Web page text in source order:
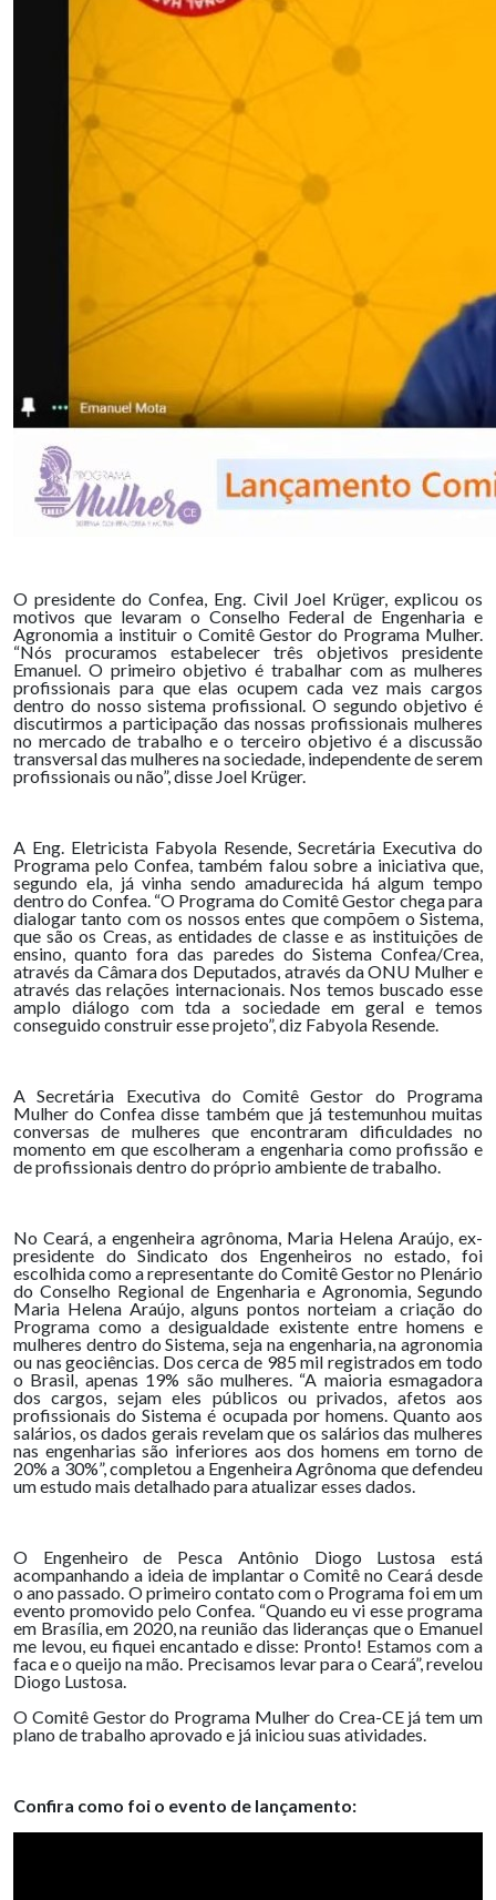
O presidente do Confea, Eng. Civil Joel Krüger, explicou os
motivos que levaram o Conselho Federal de Engenharia e
Agronomia a instituir o Comitê Gestor do Programa Mulher.
“Nós procuramos estabelecer três objetivos presidente
Emanuel. O primeiro objetivo é trabalhar com as mulheres
profissionais para que elas ocupem cada vez mais cargos
dentro do nosso sistema profissional. O segundo objetivo é
discutirmos a participação das nossas profissionais mulheres
no mercado de trabalho e o terceiro objetivo é a discussão
transversal das mulheres na sociedade, independente de serem
profissionais ou não”, disse Joel Krüger.
A Eng. Eletricista Fabyola Resende, Secretária Executiva do
Programa pelo Confea, também falou sobre a iniciativa que,
segundo ela, já vinha sendo amadurecida há algum tempo
dentro do Confea. “O Programa do Comitê Gestor chega para
dialogar tanto com os nossos entes que compõem o Sistema,
que são os Creas, as entidades de classe e as instituições de
ensino, quanto fora das paredes do Sistema Confea/Crea,
através da Câmara dos Deputados, através da ONU Mulher e
através das relações internacionais. Nos temos buscado esse
amplo diálogo com tda a sociedade em geral e temos
conseguido construir esse projeto”, diz Fabyola Resende.
A Secretária Executiva do Comitê Gestor do Programa
Mulher do Confea disse também que já testemunhou muitas
conversas de mulheres que encontraram dificuldades no
momento em que escolheram a engenharia como profissão e
de profissionais dentro do próprio ambiente de trabalho.
No Ceará, a engenheira agrônoma, Maria Helena Araújo, ex-
presidente do Sindicato dos Engenheiros no estado, foi
escolhida como a representante do Comitê Gestor no Plenário
do Conselho Regional de Engenharia e Agronomia, Segundo
Maria Helena Araújo, alguns pontos norteiam a criação do
Programa como a desigualdade existente entre homens e
mulheres dentro do Sistema, seja na engenharia, na agronomia
ou nas geociências. Dos cerca de 985 mil registrados em todo
o Brasil, apenas 19% são mulheres. “A maioria esmagadora
dos cargos, sejam eles públicos ou privados, afetos aos
profissionais do Sistema é ocupada por homens. Quanto aos
salários, os dados gerais revelam que os salários das mulheres
nas engenharias são inferiores aos dos homens em torno de
20% a 30%”, completou a Engenheira Agrônoma que defendeu
um estudo mais detalhado para atualizar esses dados.
O Engenheiro de Pesca Antônio Diogo Lustosa está
acompanhando a ideia de implantar o Comitê no Ceará desde
o ano passado. O primeiro contato com o Programa foi em um
evento promovido pelo Confea. “Quando eu vi esse programa
em Brasília, em 2020, na reunião das lideranças que o Emanuel
me levou, eu fiquei encantado e disse: Pronto! Estamos com a
faca e o queijo na mão. Precisamos levar para o Ceará”, revelou
Diogo Lustosa.
O Comitê Gestor do Programa Mulher do Crea-CE já tem um
plano de trabalho aprovado e já iniciou suas atividades.
Confira como foi o evento de lançamento: